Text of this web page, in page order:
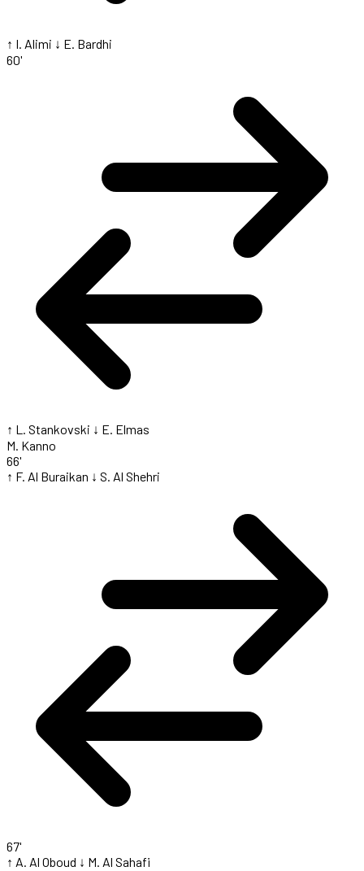
↑ I. Alimi ↓ E. Bardhi
60'
↑ L. Stankovski ↓ E. Elmas
M. Kanno
66'
↑ F. Al Buraikan ↓ S. Al Shehri
67'
↑ A. Al Oboud ↓ M. Al Sahafi